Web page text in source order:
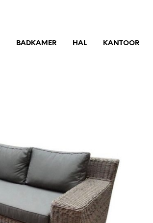
BADKAMER HAL KANTOOR